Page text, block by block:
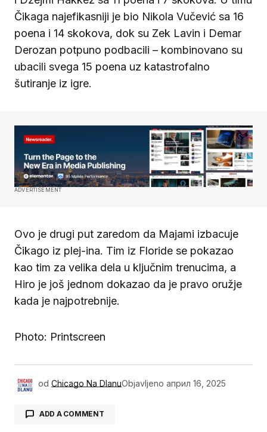
Čikaga najefikasniji je bio Nikola Vučević sa 16
poena i 14 skokova, dok su Zek Lavin i Demar
Derozan potpuno podbacili – kombinovano su
ubacili svega 15 poena uz katastrofalno
šutiranje iz igre.
ADVERTISEMENT
Ovo je drugi put zaredom da Majami izbacuje
Čikago iz plej-ina. Tim iz Floride se pokazao
kao tim za velika dela u ključnim trenucima, a
Hiro je još jednom dokazao da je pravo oružje
kada je najpotrebnije.
Photo: Printscreen
od Chicago Na DlanuObjavljeno април 16, 2025
ADD A COMMENT